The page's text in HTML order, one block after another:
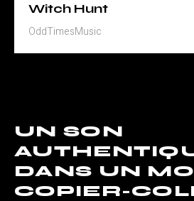
Witch Hunt
OddTimesMusic
UN SON
DANS UN
COPIER-